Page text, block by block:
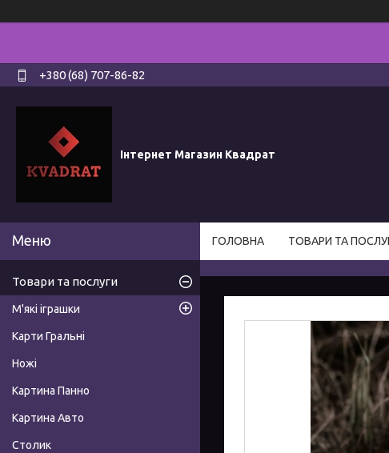
+380 (68) 707-86-82
Інтернет Магазин Квадрат
ГОЛОВНА ТОВАРИ ТА
Товари та послуги
М'які іграшки
Карти Гральні
Ножі
Картина Панно
Картина Авто
Столик